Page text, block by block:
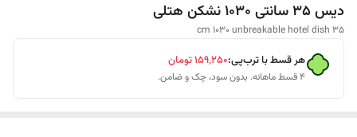
دیس 35 سانتی 1030 نشکن هتلی
35 cm 1030 unbreakable hotel dish
هر قسط با ترب‌پی:۱۵۹٬۲۵۰تومان
۴ قسط ماهانه. بدون سود، چک و ضامن.